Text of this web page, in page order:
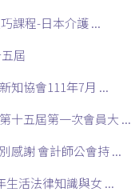
課程-日本介護 ...
屆
知協會111年7月 ...
十五屆第一次會員大 ...
感謝 會計師公會持 ...
生活法律知識與女 ...